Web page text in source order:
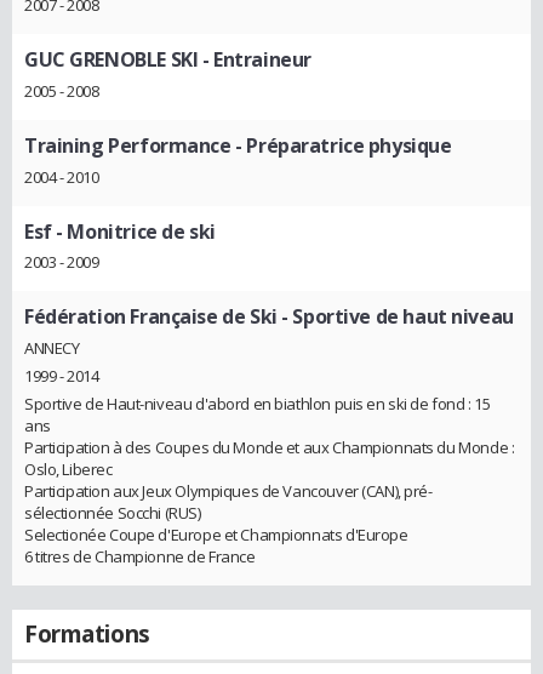
2007 - 2008
GUC GRENOBLE SKI - Entraineur
2005 - 2008
Training Performance - Préparatrice physique
2004 - 2010
Esf- Monitrice de ski
2003 - 2009
Fédération Française de Ski - Sportive de haut niveau
ANNECY
1999 - 2014
Sportive de Haut-niveau d'abord en biathlon puis en ski de fond : 15
ans
Participation à des Coupes du Monde et aux Championnats du Monde :
Oslo, Liberec
Participation aux Jeux Olympiques de Vancouver (CAN), pré-
sélectionnée Socchi (RUS)
Selectionée Coupe d'Europe et Championnats d'Europe
6 titres de Championne de France
Formations